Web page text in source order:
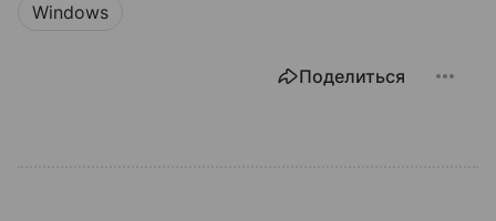
Windows
Поделиться